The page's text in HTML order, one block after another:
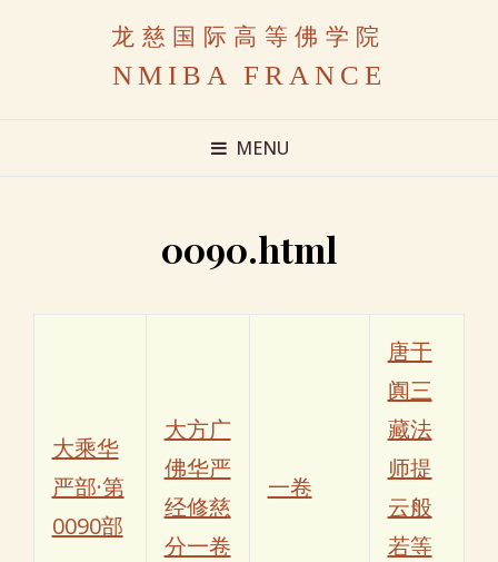
龙慈国际高等佛学院
NMIBA FRANCE
MENU
0090.html
大乘华
严部·第
0090部
大方广
佛华严
经修慈
分一卷
一卷
唐于
阗三
藏法
师提
云般
若等